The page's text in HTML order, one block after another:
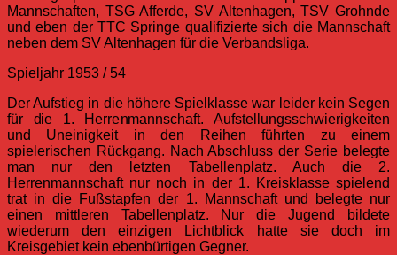
Mannschaften, TSG Afferde, SV Altenhagen, TSV Grohnde
und eben der TTC Springe qualifizierte sich die Mannschaft
neben dem SV Altenhagen für die Verbandsliga.
Spieljahr 1953 / 54
Der Aufstieg in die höhere Spielklasse war leider kein Segen
für die 1. Herrenmannschaft. Aufstellungsschwierigkeiten
und Uneinigkeit in den Reihen führten zu einem
spielerischen Rückgang. Nach Abschluss der Serie belegte
man nur den letzten Tabellenplatz. Auch die 2.
Herrenmannschaft nur noch in der 1. Kreisklasse spielend
trat in die Fußstapfen der 1. Mannschaft und belegte nur
einen mittleren Tabellenplatz. Nur die Jugend bildete
wiederum den einzigen Lichtblick hatte sie doch im
Kreisgebiet kein ebenbürtigen Gegner.